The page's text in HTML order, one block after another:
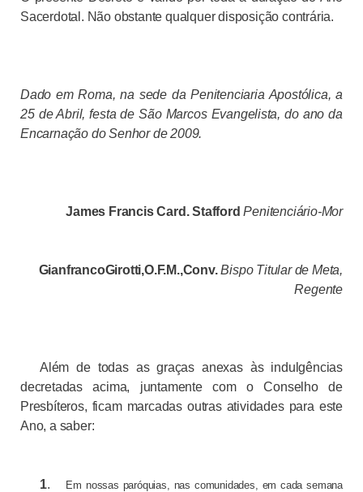
Sacerdotal. Não obstante qualquer disposição contrária.
Dado em Roma, na sede da Penitenciaria Apostólica, a
25 de Abril, festa de São Marcos Evangelista, do ano da
Encarnação do Senhor de 2009.
James Francis Card. StaffordPenitenciário-Mor
GianfrancoGirotti,O.F.M.,Conv.Bispo Titular de Meta,
Regente
Além de todas as graças anexas às indulgências
decretadas acima, juntamente com o Conselho de
Presbíteros, ficam marcadas outras atividades para este
Ano, a saber:
1.
Em nossas paróquias, nas comunidades, em cada semana